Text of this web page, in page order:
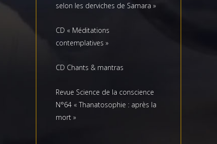
selon les derviches de Samara »
CD « Méditations
contemplatives »
CD Chants & mantras
Revue Science de la conscience
N°64 « Thanatosophie : après la
mort »